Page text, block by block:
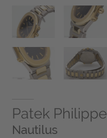
Patek Philippe
Nautilus